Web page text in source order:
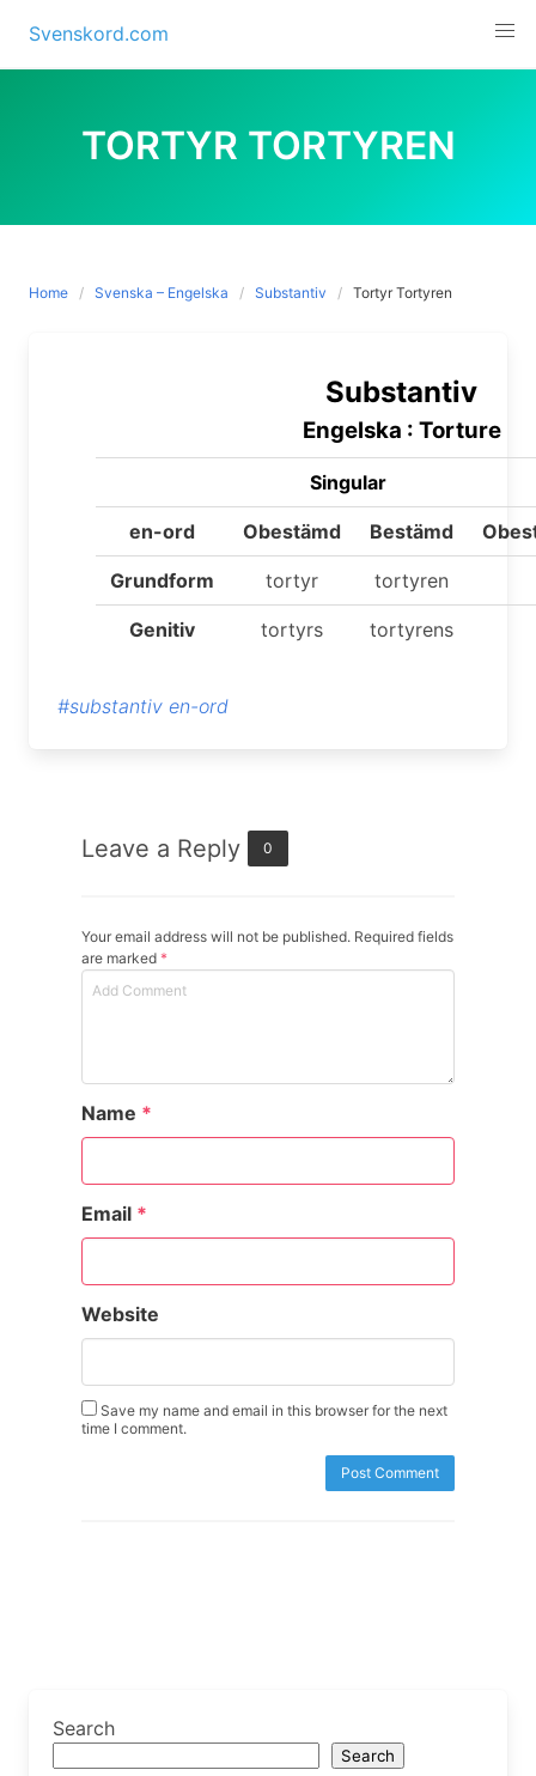
content
Svenskord.com
TORTYR TORTYREN
Home Svenska – Engelska Substantiv Tortyr Tortyren
Substantiv
Engelska : Torture
Singular
en-ord Obestämd Bestämd
Grundform tortyr tortyren
Genitiv tortyrs tortyrens
#substantiv en-ord
Leave a Reply 0
Your email address will not be published. Required fields
are marked *
Name *
Email *
Website
Save my name and email in this browser for the next
time I comment.
Search
Search